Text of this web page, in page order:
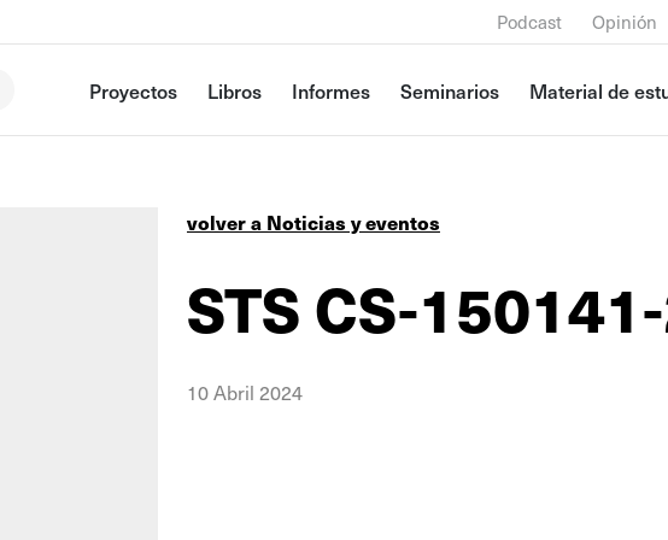
Podcast Opinión
Proyectos Libros Informes Seminarios Material de
volver a Noticias y eventos
STS CS-
10 Abril 2024